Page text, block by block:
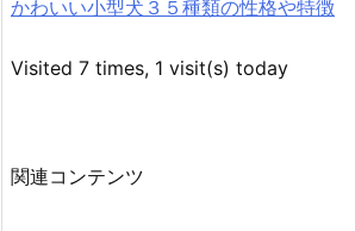
かわいい小型犬３５種類の性格や特徴
Visited 7 times, 1 visit(s) today
関連コンテンツ